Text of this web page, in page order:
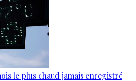
le plus chaud jamais enregistré